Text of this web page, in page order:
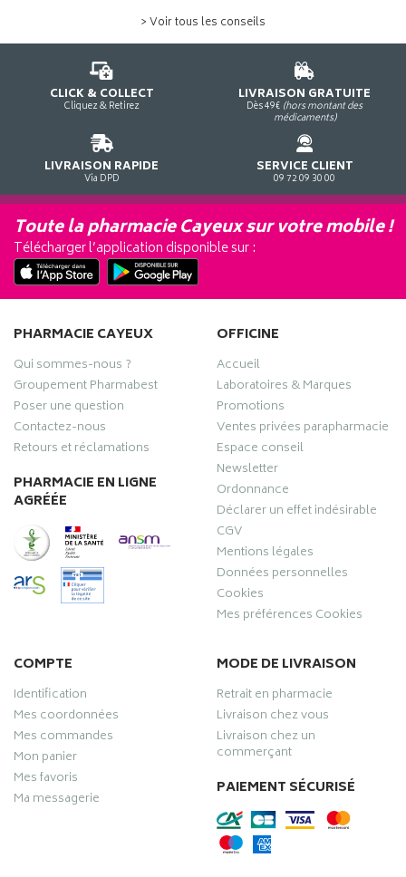
> Voir tous les conseils
CLICK & COLLECT
Cliquez & Retirez
LIVRAISON GRATUITE
Dès 49€ (hors montant des
médicaments)
LIVRAISON RAPIDE
Via DPD
SERVICE CLIENT
09 72 09 30 00
Toute la pharmacie Cayeux sur votre mobile !
Télécharger l’application disponible sur :
PHARMACIE CAYEUX
Qui sommes-nous ?
Groupement Pharmabest
Poser une question
Contactez-nous
Retours et réclamations
PHARMACIE EN LIGNE
AGRÉÉE
OFFICINE
Accueil
Laboratoires & Marques
Promotions
Ventes privées parapharmacie
Espace conseil
Newsletter
Ordonnance
Déclarer un effet indésirable
CGV
Mentions légales
Données personnelles
Cookies
Mes préférences Cookies
COMPTE
Identification
Mes coordonnées
Mes commandes
Mon panier
Mes favoris
Ma messagerie
MODE DE LIVRAISON
Retrait en pharmacie
Livraison chez vous
Livraison chez un
commerçant
PAIEMENT SÉCURISÉ